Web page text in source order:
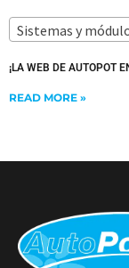
Sistemas y
¡LA WEB DE AUTOPOT
READ MORE »